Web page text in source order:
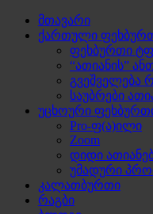
მთავარი
ქართული
ფეხბურთი
“ათიანის”
გვეშველება
საუბრები
უცხოური
Pro-ფ(ა)ილი
Zoom
დიდი
უმადური
კალათბურთი
რაგბი